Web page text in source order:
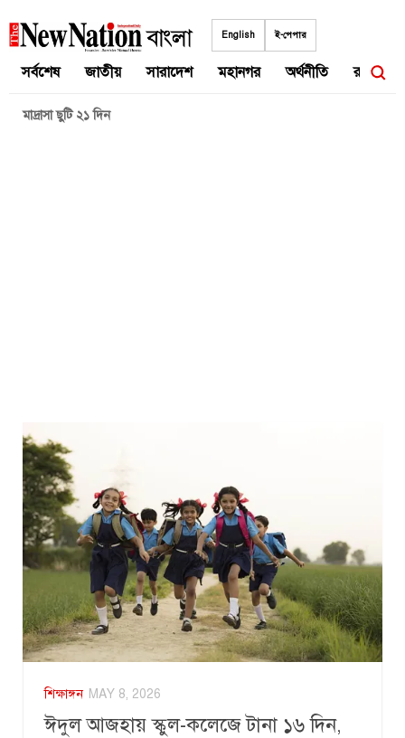
to
English ই-পেপার
সর্বশেষ জাতীয় সারাদেশ মহানগর অর্থনীতি রাজনীতি
মাদ্রাসা ছুটি ২১ দিন
শিক্ষাঙ্গন MAY 8, 2026
ঈদুল আজহায় স্কুল-কলেজে টানা ১৬ দিন,